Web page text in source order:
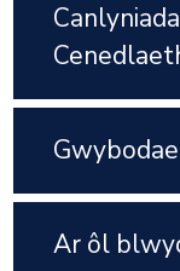
Ar ôl